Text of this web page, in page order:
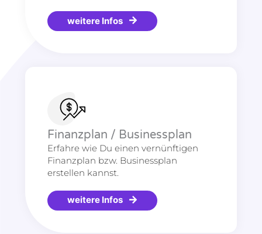
weitere Infos
Finanzplan / Businessplan
Erfahre wie Du einen vernünftigen
Finanzplan bzw. Businessplan
erstellen kannst.
weitere Infos